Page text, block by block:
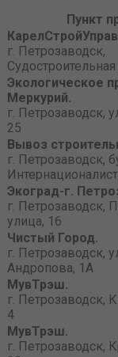
Пункт
г. Петрозаводск,
Экологическое
Меркурий.
г. Петрозаводск,
25
Вывоз
г. Петрозаводск,
Экоград-г.
г. Петрозаводск,
улица, 16
Чистый Город.
г. Петрозаводск,
Андропова, 1А
МувТрэш.
г. Петрозаводск,
4
МувТрэш.
г. Петрозаводск,